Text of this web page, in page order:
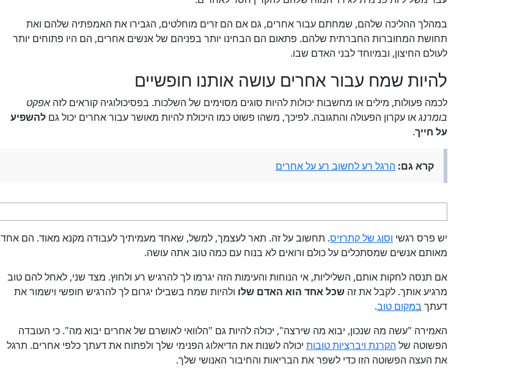
במהלך ההליכה שלהם, שמחתם עבור אחרים, גם אם הם זרים מוחלטים, הגבירו את האמפתיה שלהם ואת
תחושת המחוברות החברתית שלהם. פתאום הם הבחינו יותר בפניהם של אנשים אחרים, הם היו פתוחים יותר
לעולם החיצון, ובמיוחד לבני האדם שבו.
להיות שמח עבור אחרים עושה אותנו חופשיים
לכמה פעולות, מילים או מחשבות יכולות להיות סוגים מסוימים של השלכות. בפסיכולוגיה קוראים לזהאפקט
בומרנגאו עקרון הפעולה והתגובה. לפיכך, משהו פשוט כמו היכולת להיות מאושר עבור אחרים יכול גם להשפיע
על חייך.
קרא גם: הרגל רע לחשוב רע על אחרים
יש פרס רגשי וסוג של קתרזיס. תחשוב על זה. תאר לעצמך, למשל, שאחד מעמיתיך לעבודה מקנא מאוד. הם אחד
מאותם אנשים שמסתכלים על כולם ורואים לא בנוח עם כמה טוב אתה עושה.
אם תנסה לחקות אותם, השליליות, אי הנוחות והעימות הזה יגרמו לך להרגיש רע ולחוץ. מצד שני, לאחל להם טוב
מרגיע אותך. לקבל את זה שכל אחד הוא האדם שלו ולהיות שמח בשבילו יגרום לך להרגיש חופשי וישמור את
דעתך במקום טוב.
האמירה "עשה מה שנכון, יבוא מה שירצה", יכולה להיות גם "הלוואי לאושרם של אחרים יבוא מה". כי העובדה
הפשוטה של הקרנת ויברציות טובות יכולה לשנות את הדיאלוג הפנימי שלך ולפתוח את דעתך כלפי אחרים. תרגל
את העצה הפשוטה הזו כדי לשפר את הבריאות והחיבור האנושי שלך.